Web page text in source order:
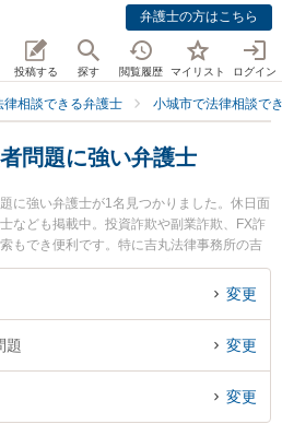
弁護士の方はこちら
投稿する 探す 閲覧履歴 マイリスト ログイン
律相談できる弁護士 小城市で法律相談で
問題に強い弁護士
に強い弁護士が1名見つかりました。休日面
なども掲載中。投資詐欺や副業詐欺、FX詐
もでき便利です。特に吉丸法律事務所の吉
弁護士費用、強みなどが注目されていま
た詐欺・消費者問題のトラブルを今すぐに
者問題のトラブル解決の実績豊富な近くの
などでお困りの相談者さんにおすすめで
変更
題 変更
変更